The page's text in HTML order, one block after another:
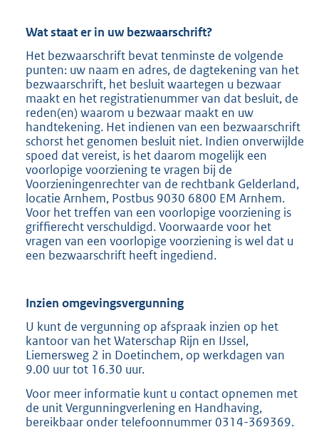
Wat staat er in uw bezwaarschrift?
Het bezwaarschrift bevat tenminste de volgende
punten: uw naam en adres, de dagtekening van het
bezwaarschrift, het besluit waartegen u bezwaar
maakt en het registratienummer van dat besluit, de
reden(en) waarom u bezwaar maakt en uw
handtekening. Het indienen van een bezwaarschrift
schorst het genomen besluit niet. Indien onverwijlde
spoed dat vereist, is het daarom mogelijk een
voorlopige voorziening te vragen bij de
Voorzieningenrechter van de rechtbank Gelderland,
locatie Arnhem, Postbus 9030 6800 EM Arnhem.
Voor het treffen van een voorlopige voorziening is
griffierecht verschuldigd. Voorwaarde voor het
vragen van een voorlopige voorziening is wel dat u
een bezwaarschrift heeft ingediend.
Inzien omgevingsvergunning
U kunt de vergunning op afspraak inzien op het
kantoor van het Waterschap Rijn en IJssel,
Liemersweg 2 in Doetinchem, op werkdagen van
9.00 uur tot 16.30 uur.
Voor meer informatie kunt u contact opnemen met
de unit Vergunningverlening en Handhaving,
bereikbaar onder telefoonnummer 0314-369369.